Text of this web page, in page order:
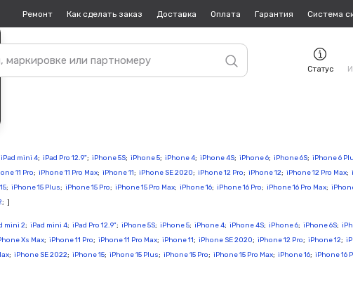
Ремонт Как сделать заказ Доставка Оплата Гарантия Система
Статус
iPad mini 4; iPad Pro 12.9"; iPhone 5S; iPhone 5; iPhone 4; iPhone 4S; iPhone 6; iPhone 6S; iPhone 6
11 Pro; iPhone 11 Pro Max; iPhone 11; iPhone SE 2020; iPhone 12 Pro; iPhone 12; iPhone 12 Pro Max;
; iPhone 15 Plus; iPhone 15 Pro; iPhone 15 Pro Max; iPhone 16; iPhone 16 Pro; iPhone 16 Pro Max;
; ]
mini 2; iPad mini 4; iPad Pro 12.9"; iPhone 5S; iPhone 5; iPhone 4; iPhone 4S; iPhone 6; iPhone 6S;
Xs Max; iPhone 11 Pro; iPhone 11 Pro Max; iPhone 11; iPhone SE 2020; iPhone 12 Pro; iPhone 12;
; iPhone SE 2022; iPhone 15; iPhone 15 Plus; iPhone 15 Pro; iPhone 15 Pro Max; iPhone 16; iPhone 16